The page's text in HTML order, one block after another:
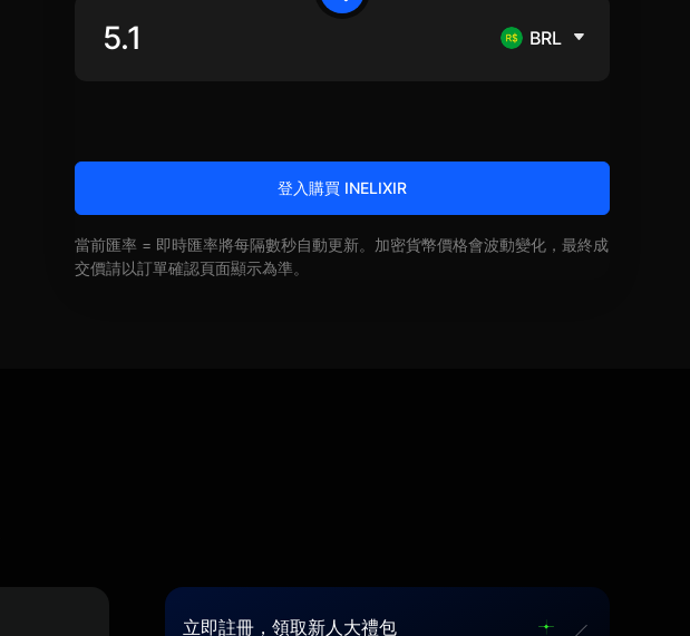
BRL
登入購買 INELIXIR
當前匯率 = 即時匯率將每隔數秒自動更新。加密貨幣價格會波動變化，最終成
交價請以訂單確認頁面顯示為準。
立即註冊，領取新人大禮包